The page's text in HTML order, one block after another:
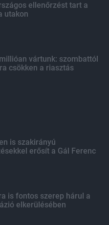
ellenőrzést tart a
utakon
vártunk: szombattól
csökken a riasztás
is szakirányú
erősít a Gál Ferenc
is fontos szerep hárul a
elkerülésében